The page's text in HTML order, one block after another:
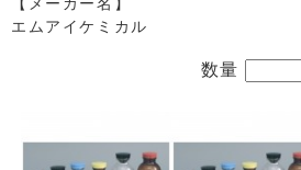
エムアイケミカル
数量